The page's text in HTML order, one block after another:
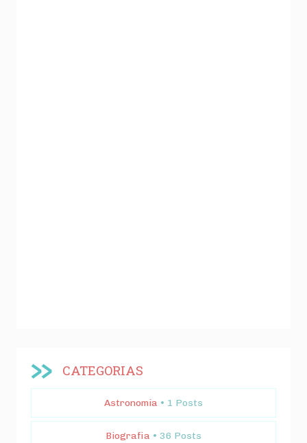
CATEGORIAS
Astronomia • 1 Posts
Biografia • 36 Posts